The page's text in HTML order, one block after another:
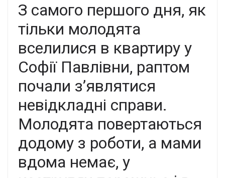
З самого першого дня, як
тільки молодята
вселилися в квартиру у
Софії Павлівни, раптом
почали з’являтися
невідкладні справи.
Молодята повертаються
додому з роботи, а мами
вдома немає, у